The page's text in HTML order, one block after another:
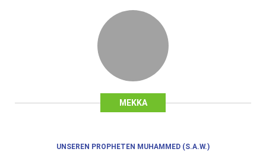
MEKKA
UNSEREN PROPHETEN MUHAMMED (S.A.W.)